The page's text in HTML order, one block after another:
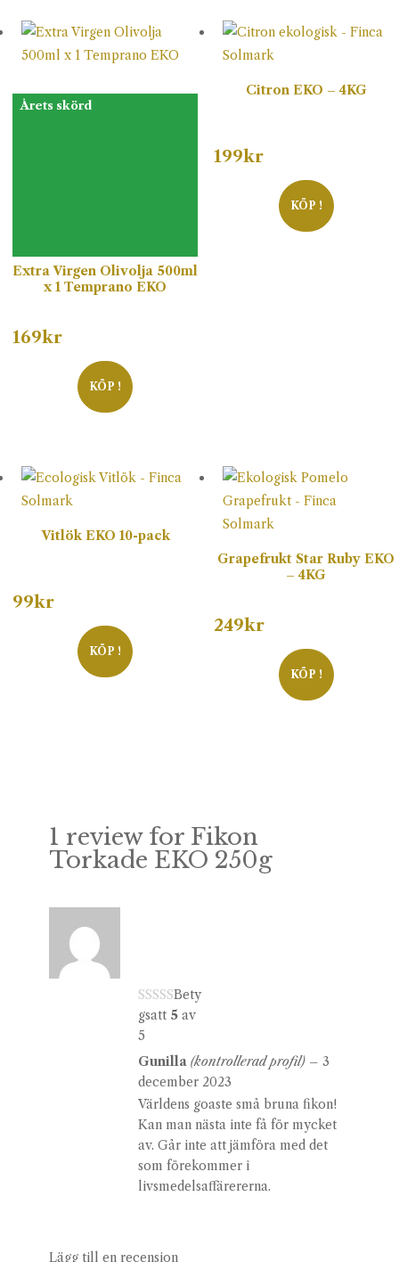
Årets skörd
Extra Virgen Olivolja 500ml
x 1 Temprano EKO
169kr
KÖP !
Citron EKO – 4KG
199kr
KÖP !
Vitlök EKO 10-pack
99kr
KÖP !
Grapefrukt Star Ruby EKO
– 4KG
249kr
KÖP !
1 review for Fikon
Torkade EKO 250g
Bety
gsatt 5av
5
Gunilla (kontrollerad profil) – 3
december 2023
Världens goaste små bruna fikon!
Kan man nästa inte få för mycket
av. Går inte att jämföra med det
som förekommer i
livsmedelsaffärererna.
Lägg till en recension